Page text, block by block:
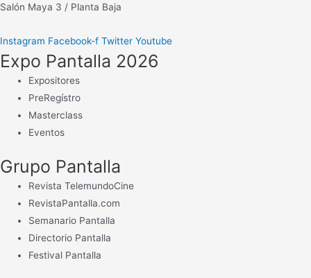
Salón Maya 3 / Planta Baja
Instagram Facebook-f Twitter Youtube
Expo Pantalla 2026
Expositores
PreRegístro
Masterclass
Eventos
Grupo Pantalla
Revista TelemundoCine
RevistaPantalla.com
Semanario Pantalla
Directorio Pantalla
Festival Pantalla